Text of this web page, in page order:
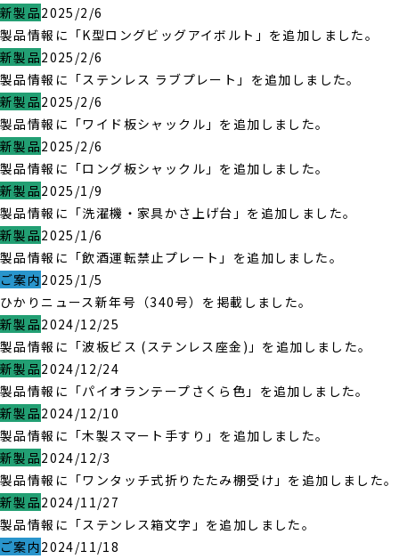
新製品2025/2/6
製品情報に「K型ロングビッグアイボルト」を追加しました。
新製品2025/2/6
製品情報に「ステンレス ラブプレート」を追加しました。
新製品2025/2/6
製品情報に「ワイド板シャックル」を追加しました。
新製品2025/2/6
製品情報に「ロング板シャックル」を追加しました。
新製品2025/1/9
製品情報に「洗濯機・家具かさ上げ台」を追加しました。
新製品2025/1/6
製品情報に「飲酒運転禁止プレート」を追加しました。
ご案内2025/1/5
ひかりニュース新年号（340号）を掲載しました。
新製品2024/12/25
製品情報に「波板ビス (ステンレス座金)」を追加しました。
新製品2024/12/24
製品情報に「パイオランテープさくら色」を追加しました。
新製品2024/12/10
製品情報に「木製スマート手すり」を追加しました。
新製品2024/12/3
製品情報に「ワンタッチ式折りたたみ棚受け」を追加しました。
新製品2024/11/27
製品情報に「ステンレス箱文字」を追加しました。
ご案内2024/11/18